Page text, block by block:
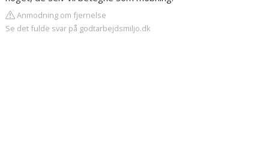
Anmodning om fjernelse
Se det fulde svar på godtarbejdsmiljo.dk